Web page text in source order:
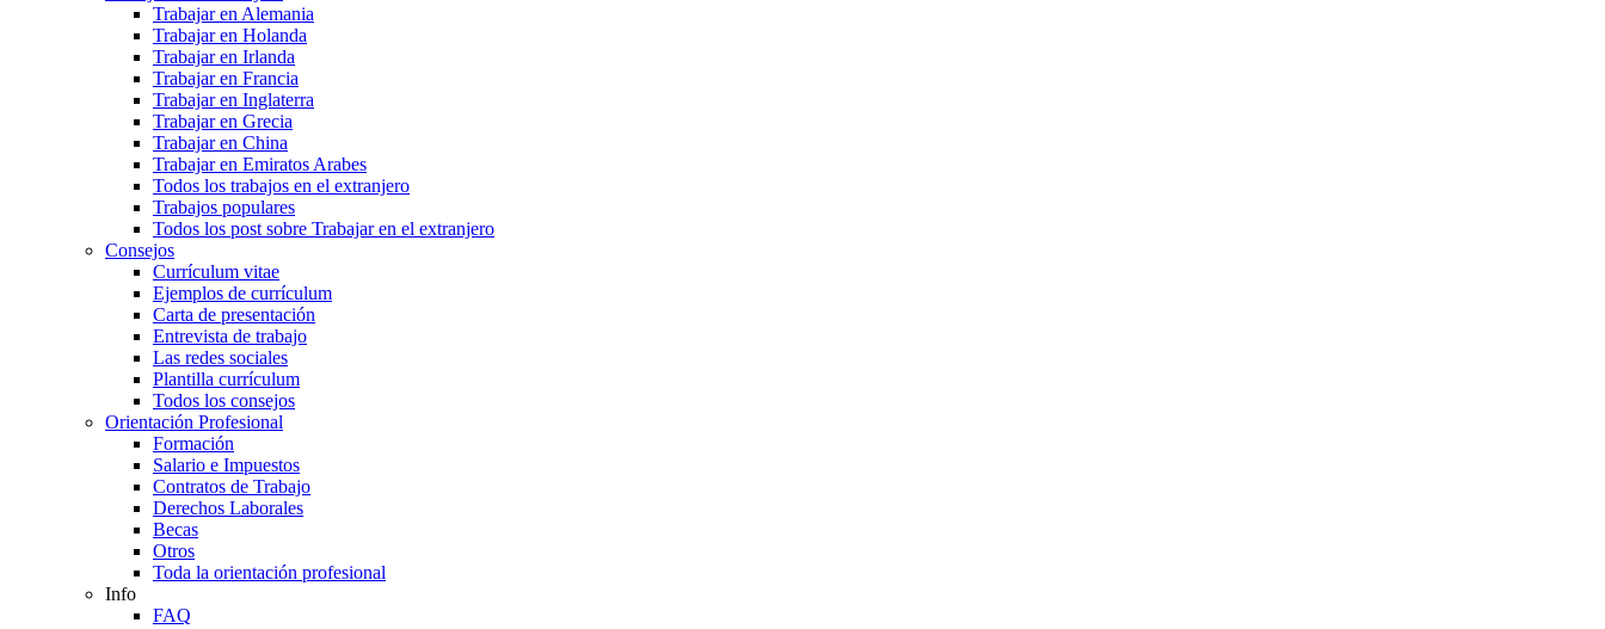
Trabajar en Alemania
Trabajar en Holanda
Trabajar en Irlanda
Trabajar en Francia
Trabajar en Inglaterra
Trabajar en Grecia
Trabajar en China
Trabajar en Emiratos Arabes
Todos los trabajos en el extranjero
Trabajos populares
Todos los post sobre Trabajar en el extranjero
Consejos
Currículum vitae
Ejemplos de currículum
Carta de presentación
Entrevista de trabajo
Las redes sociales
Plantilla currículum
Todos los consejos
Orientación Profesional
Formación
Salario e Impuestos
Contratos de Trabajo
Derechos Laborales
Becas
Otros
Toda la orientación profesional
Info
FAQ